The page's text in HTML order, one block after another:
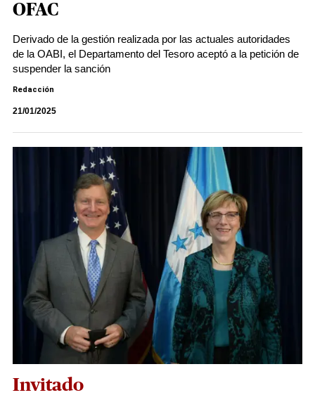
OFAC
Derivado de la gestión realizada por las actuales autoridades
de la OABI, el Departamento del Tesoro aceptó a la petición de
suspender la sanción
Redacción
21/01/2025
Invitado